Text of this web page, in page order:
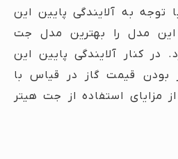
به آلایندگی پایین این
مدل را بهترین مدل جت
در کنار آلایندگی پایین این
بودن قیمت گاز در قیاس با
مزایای استفاده از جت هیتر